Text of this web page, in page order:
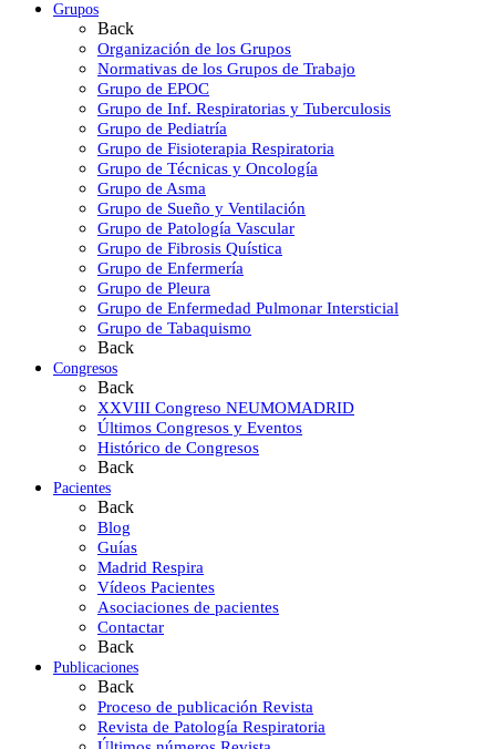
Grupos
Back
Organización de los Grupos
Normativas de los Grupos de Trabajo
Grupo de EPOC
Grupo de Inf. Respiratorias y Tuberculosis
Grupo de Pediatría
Grupo de Fisioterapia Respiratoria
Grupo de Técnicas y Oncología
Grupo de Asma
Grupo de Sueño y Ventilación
Grupo de Patología Vascular
Grupo de Fibrosis Quística
Grupo de Enfermería
Grupo de Pleura
Grupo de Enfermedad Pulmonar Intersticial
Grupo de Tabaquismo
Back
Congresos
Back
XXVIII Congreso NEUMOMADRID
Últimos Congresos y Eventos
Histórico de Congresos
Back
Pacientes
Back
Blog
Guías
Madrid Respira
Vídeos Pacientes
Asociaciones de pacientes
Contactar
Back
Publicaciones
Back
Proceso de publicación Revista
Revista de Patología Respiratoria